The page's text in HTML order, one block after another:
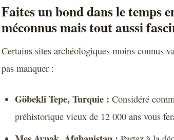
Faites un bond dans le temps
méconnus mais tout aussi
Certains sites archéologiques moins connus
pas manquer :
Göbekli Tepe, Turquie : Considéré
préhistorique vieux de 12 000 ans vous